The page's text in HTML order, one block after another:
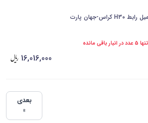
میل رابط H30 کراس-جهان پارت
تنها 5 عدد در انبار باقی مانده
16,016,000
بعدی
»